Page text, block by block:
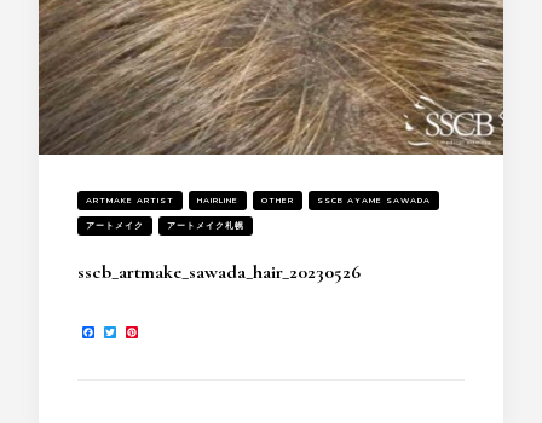
ARTMAKE ARTIST HAIRLINE OTHER SSCB AYAME SAWADA
アートメイク アートメイク札幌
sscb_artmake_sawada_hair_20230526
Facebook
Twitter